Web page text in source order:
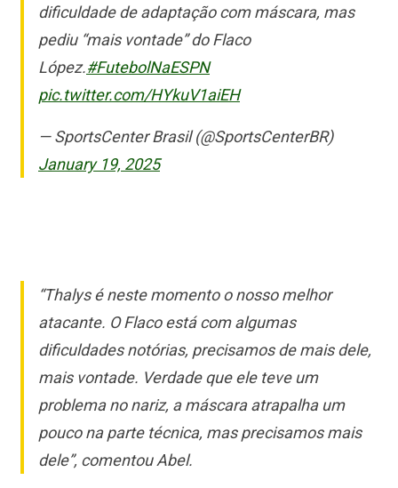
dificuldade de adaptação com máscara, mas
pediu “mais vontade” do Flaco
López.#FutebolNaESPN
pic.twitter.com/HYkuV1aiEH
— SportsCenter Brasil (@SportsCenterBR)
January 19, 2025
“Thalys é neste momento o nosso melhor
atacante. O Flaco está com algumas
dificuldades notórias, precisamos de mais dele,
mais vontade. Verdade que ele teve um
problema no nariz, a máscara atrapalha um
pouco na parte técnica, mas precisamos mais
dele”, comentou Abel.